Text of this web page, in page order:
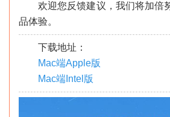
欢迎您反馈建议，我们将加倍
品体验。
下载地址：
Mac端Apple版
Mac端Intel版